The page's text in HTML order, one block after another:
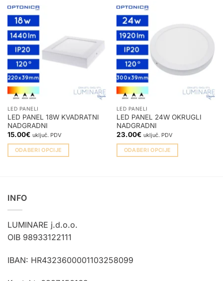
LED PANELI
LED PANEL 18W KVADRATNI
NADGRADNI
15.00€ uključ. PDV
ODABERI OPCIJE
varijanti.
se
mogu
na
LED PANELI
LED PANEL 24W OKRUGLI
NADGRADNI
23.00€ uključ. PDV
ODABERI OPCIJE
na
stranici
INFO
LUMINARE j.d.o.o.
OIB 98933122111
IBAN: HR4323600001103258099